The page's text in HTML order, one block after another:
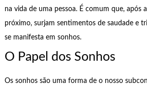
na vida de uma pessoa. É comum que, após
próximo, surjam sentimentos de saudade e
se manifesta em sonhos.
O Papel dos Sonhos
Os sonhos são uma forma de o nosso